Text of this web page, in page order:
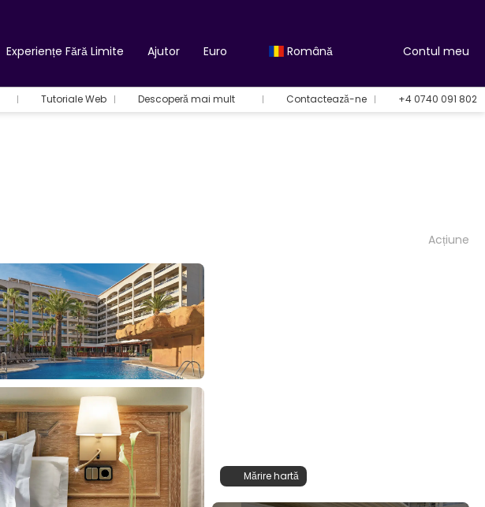
Experiențe Fără Limite Ajutor Euro Română Contul meu
Tutoriale Web Descoperă mai mult Contactează-ne +4 0740 091 802
Acțiune
Mărire hartă